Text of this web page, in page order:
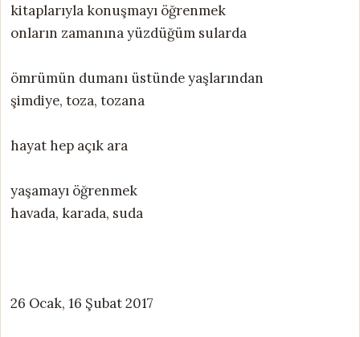
kitaplarıyla konuşmayı öğrenmek
onların zamanına yüzdüğüm sularda
ömrümün dumanı üstünde yaşlarından
şimdiye, toza, tozana
hayat hep açık ara
yaşamayı öğrenmek
havada, karada, suda
26 Ocak, 16 Şubat 2017